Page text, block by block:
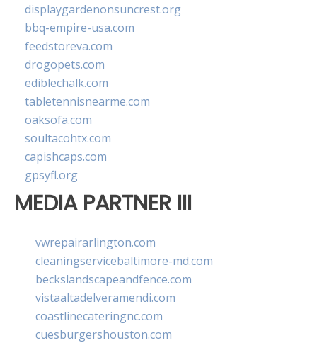
displaygardenonsuncrest.org
bbq-empire-usa.com
feedstoreva.com
drogopets.com
ediblechalk.com
tabletennisnearme.com
oaksofa.com
soultacohtx.com
capishcaps.com
gpsyfl.org
MEDIA PARTNER III
vwrepairarlington.com
cleaningservicebaltimore-md.com
beckslandscapeandfence.com
vistaaltadelveramendi.com
coastlinecateringnc.com
cuesburgershouston.com